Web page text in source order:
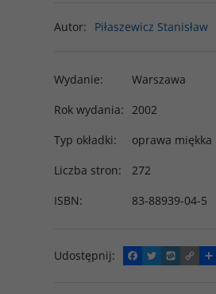
Autor: Piłaszewicz Stanisław
Wydanie:
Warszawa
Rok wydania: 2002
Typ okładki:
oprawa miękka
Liczba stron:
272
ISBN: 83-88939-04-5
Udostępnij:
F
a
T
w
W
y
C
o
P
o